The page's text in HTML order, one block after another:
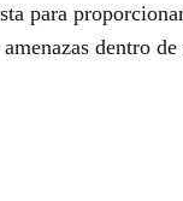
para
dentro